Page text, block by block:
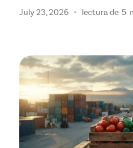
July 23, 2026 • lectura de 5